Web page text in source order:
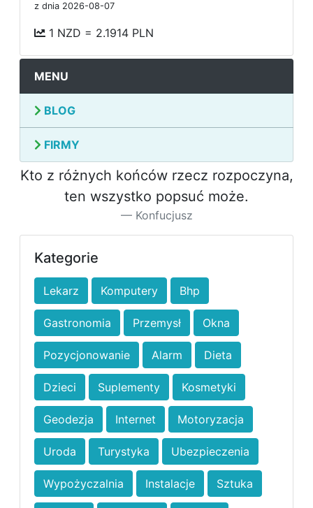
z dnia 2026-08-07
1 NZD = 2.1914 PLN
MENU
BLOG
FIRMY
Kto z różnych końców rzecz rozpoczyna,
ten wszystko popsuć może.
Konfucjusz
Kategorie
Lekarz Komputery Bhp
Gastronomia Przemysł Okna
Pozycjonowanie Alarm Dieta
Dzieci Suplementy Kosmetyki
Geodezja Internet Motoryzacja
Uroda Turystyka Ubezpieczenia
Wypożyczalnia Instalacje Sztuka